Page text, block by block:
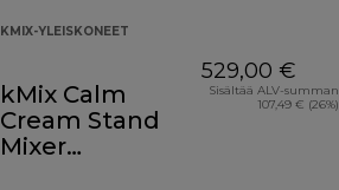
KMIX-YLEISKONEET
kMix Calm
Cream Stand
Mixer
529,00 €
Sisältää ALV-summan
107,49 € (26%)